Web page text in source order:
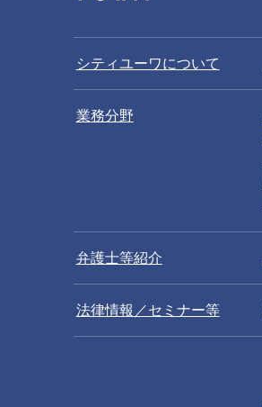
シティユーワについて
業務分野
弁護士等紹介
法律情報／セミナー等